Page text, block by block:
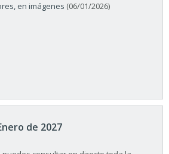
en imágenes (06/01/2026)
de 2027